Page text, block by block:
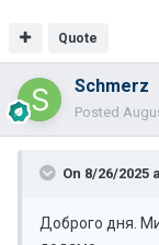
Quote
Schmerz
Posted
On 8/26/2025
Доброго дня.